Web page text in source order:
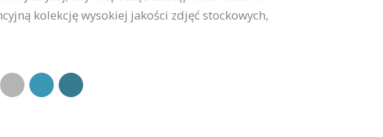
kolekcję wysokiej jakości zdjęć stockowych,